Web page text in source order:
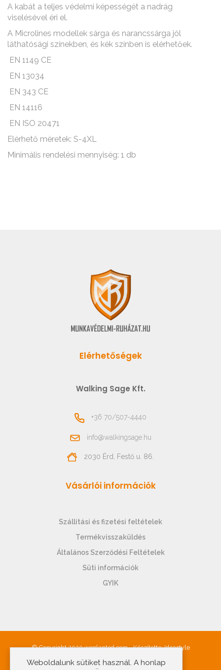
A kabát a teljes védelmi képességét a nadrág
viselésével éri el.
A Microlines modellek sárga és narancssárga jól
láthatósági színekben, és kék színben is elérhetőek.
EN 1149 CE
EN 13034
EN 343 CE
EN 14116
EN ISO 20471
Elérhető méretek: S-4XL
Minimális rendelési mennyiség: 1 db
Elérhetőségek
Walking Sage Kft.
+36 70/507-4440
info@walkingsage.hu
2030 Érd, Festő u. 86.
Vásárlói információk
Szállítási és fizetési feltételek
Termékvisszaküldés
Általános Szerződési Feltételek
Süti információk
GYIK
© Copyright 2020 weplanted.com - Készítette:Ideastyle
Weboldalunk sütiket használ. A honlap